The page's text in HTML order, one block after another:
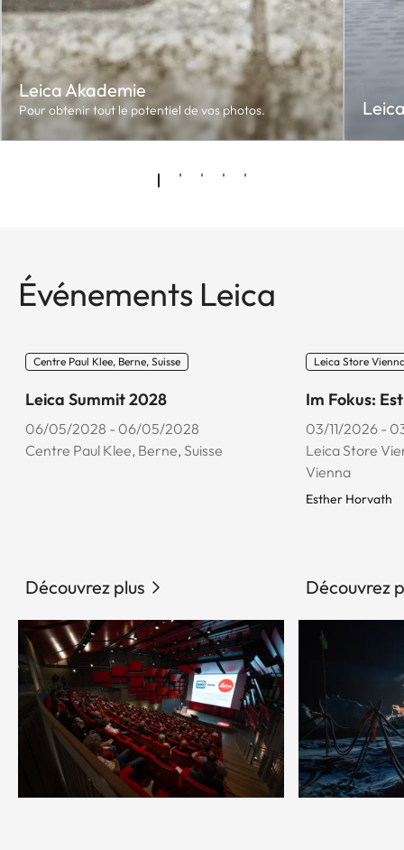
Leica Akademie
Pour obtenir tout le potentiel de vos photos.
Événements Leica
Centre Paul Klee, Berne, Suisse
Leica Summit 2028
06/05/2028 - 06/05/2028
Centre Paul Klee, Berne, Suisse
Découvrez plus
Leica Store
Im Fokus:
03/11/2026 -
Leica Store
Vienna
Esther Horvath
Découvrez